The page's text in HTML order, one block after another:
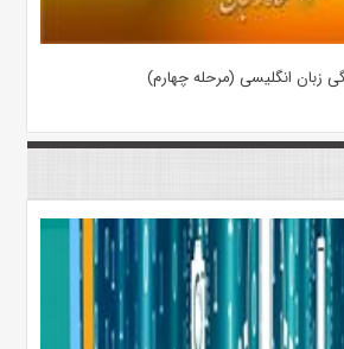
زبان انگلیسی (مرحله چهارم)